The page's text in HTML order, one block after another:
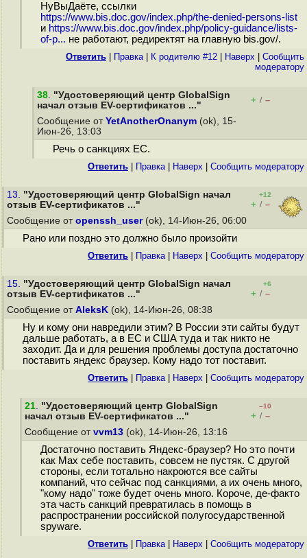
НуВыДаёте, ссылки
https://www.bis.doc.gov/index.php/the-denied-persons-list
и https://www.bis.doc.gov/index.php/policy-guidance/lists-
of-p... не работают, редиректят на главную bis.gov/.
Ответить Правка| К родителю #12 Наверх
Cообщить
модератору
38. "Удостоверяющий центр GlobalSign
начал отзыв EV-сертификатов ..."
+ / –
Сообщение от YetAnotherOnanym (ok), 15-
Июн-26, 13:03
Речь о санкциях ЕС.
Ответить Правка| Наверх Cообщить модератору
13. "Удостоверяющий центр GlobalSign начал
отзыв EV-сертификатов ..."
+12
+ / –
Сообщение от openssh_user(ok), 14-Июн-26, 06:00
Рано или поздно это должно было произойти
Ответить Правка| Наверх Cообщить модератору
15. "Удостоверяющий центр GlobalSign начал
отзыв EV-сертификатов ..."
+6
+ / –
Сообщение от AleksK (ok), 14-Июн-26, 08:38
Ну и кому они навредили этим? В России эти сайты будут
дальше работать, а в ЕС и США туда и так никто не
заходит. Да и для решения проблемы доступа достаточно
поставить яндекс браузер. Кому надо тот поставит.
Ответить Правка| Наверх Cообщить модератору
21. "Удостоверяющий центр GlobalSign
начал отзыв EV-сертификатов ..."
–10
+ / –
Сообщение от vvm13 (ok), 14-Июн-26, 13:16
Достаточно поставить Яндекс-браузер? Но это почти
как Мах себе поставить, совсем не пустяк. С другой
стороны, если тотально накроются все сайты
компаний, что сейчас под санкциями, а их очень много,
"кому надо" тоже будет очень много. Короче, де-факто
эта часть санкций превратилась в помощь в
распространении российской полугосударственной
spyware.
Ответить Правка| Наверх Cообщить модератору